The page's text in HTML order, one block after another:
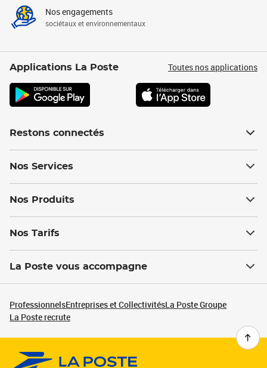
Nos engagements
sociétaux et environnementaux
Applications La Poste Toutes nos applications
Restons connectés
Nos Services
Nos Produits
Nos Tarifs
La Poste vous accompagne
ProfessionnelsEntreprises et CollectivitésLa Poste Groupe
La Poste recrute